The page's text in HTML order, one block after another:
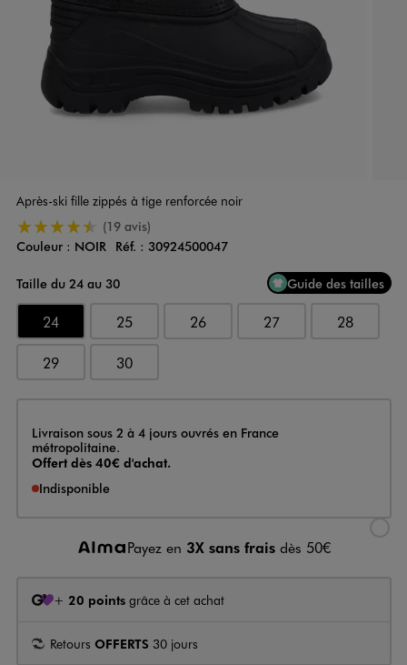
Après-ski fille zippés à tige renforcée noir
4.5/5 de moyenne
(19 avis)
Couleur
Couleur : NOIR Réf. : 30924500047
Taille du 24 au 30
Guide des tailles
24 25 26 27 28
29 30
Livraison
Livraison sous 2 à 4 jours ouvrés en France
métropolitaine.
Offert dès 40€ d'achat.
Indisponible
Payez en 3X sans frais dès 50€
+ 20 points grâce à cet achat
Retours OFFERTS 30 jours